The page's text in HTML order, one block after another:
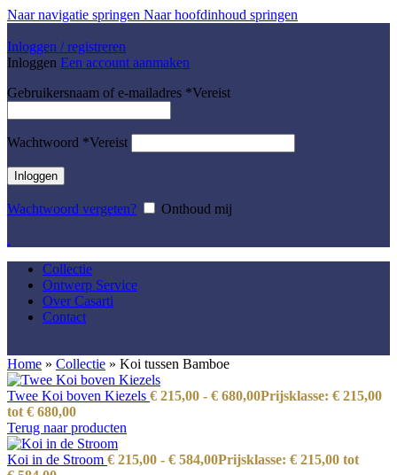
Naar navigatie springen Naar hoofdinhoud springen
Inloggen / registreren
Inloggen Een account aanmaken
Gebruikersnaam of e-mailadres *Vereist
Wachtwoord *Vereist
Inloggen
Wachtwoord vergeten? Onthoud mij
Collectie
Ontwerp Service
Over Casarti
Contact
Home » Collectie » Koi tussen Bamboe
Twee Koi boven Kiezels € 215,00 - € 680,00Prijsklasse: € 215,00
tot € 680,00
Terug naar producten
Koi in de Stroom € 215,00 - € 584,00Prijsklasse: € 215,00 tot